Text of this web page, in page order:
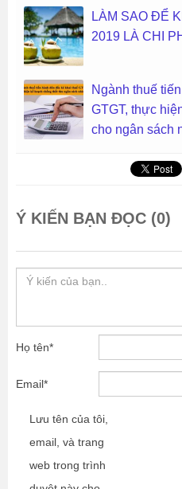
LÀM SAO ĐỂ
2019 LÀ CHI
Ngành thuế
GTGT, thực
cho ngân sách
Ý KIẾN BẠN ĐỌC (0)
Họ tên*
Email*
Lưu tên của tôi,
email, và trang
web trong trình